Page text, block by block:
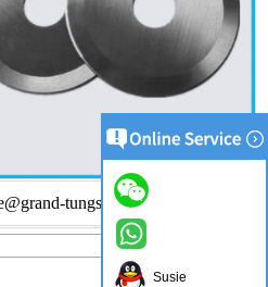
tungsten.com)
Susie